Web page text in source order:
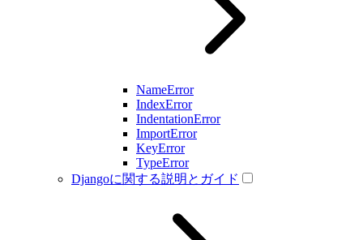
NameError
IndexError
IndentationError
ImportError
KeyError
TypeError
Djangoに関する説明とガイド